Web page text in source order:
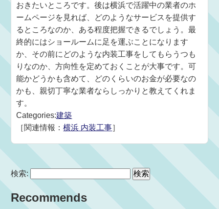
おきたいところです。後は横浜で活躍中の業者のホ
ームページを見れば、どのようなサービスを提供す
るところなのか、ある程度把握できるでしょう。最
終的にはショールームに足を運ぶことになります
か、その前にどのような内装工事をしてもらうつも
りなのか、方向性を定めておくことが大事です。可
能かどうかも含めて、どのくらいのお金が必要なの
かも、親切丁寧な業者ならしっかりと教えてくれま
す。
Categories:建築
［関連情報：横浜 内装工事］
検索:
Recommends